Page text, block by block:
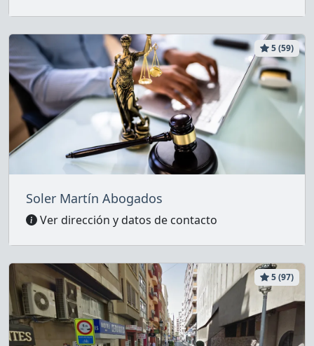
5 (59)
Soler Martín Abogados
Ver dirección y datos de contacto
5 (97)